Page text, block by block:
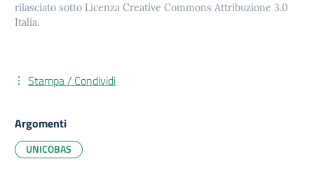
rilasciato sotto Licenza Creative Commons Attribuzione 3.0
Italia.
Stampa / Condividi
Argomenti
UNICOBAS